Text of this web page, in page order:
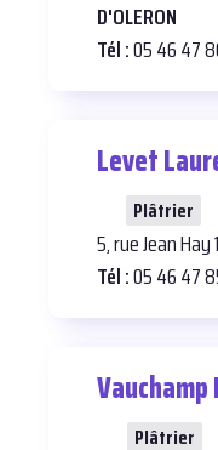
D'OLERON
Tél :05 46 47
Levet
Plâtrier
5, rue Jean Hay
Tél :05 46 47
Plâtrier